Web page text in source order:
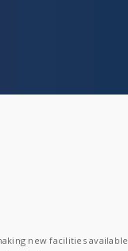
new facilities